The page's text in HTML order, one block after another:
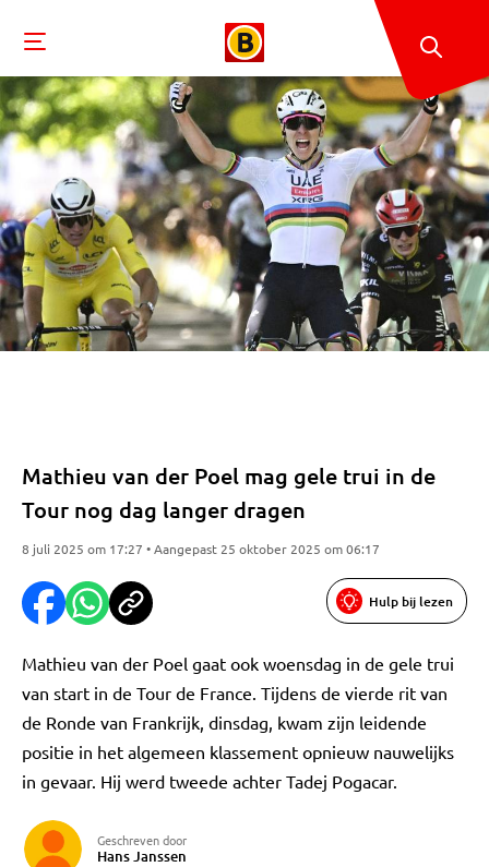
Mathieu van der Poel mag gele trui in de
Tour nog dag langer dragen
8 juli 2025 om 17:27 • Aangepast 25 oktober 2025 om 06:17
Hulp bij lezen
Mathieu van der Poel gaat ook woensdag in de gele trui
van start in de Tour de France. Tijdens de vierde rit van
de Ronde van Frankrijk, dinsdag, kwam zijn leidende
positie in het algemeen klassement opnieuw nauwelijks
in gevaar. Hij werd tweede achter Tadej Pogacar.
Geschreven door
Hans Janssen